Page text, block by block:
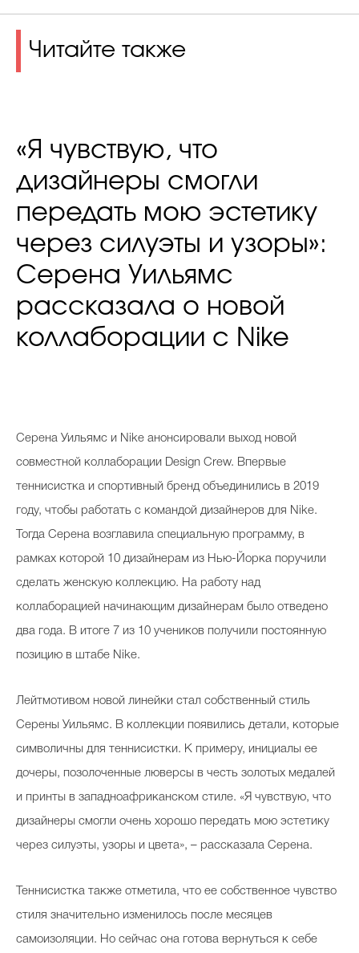
Читайте также
«Я чувствую, что
дизайнеры смогли
передать мою эстетику
через силуэты и узоры»:
Серена Уильямс
рассказала о новой
коллаборации с Nike
Серена Уильямс и Nike анонсировали выход новой
совместной коллаборации Design Crew. Впервые
теннисистка и спортивный бренд объединились в 2019
году, чтобы работать с командой дизайнеров для Nike.
Тогда Серена возглавила специальную программу, в
рамках которой 10 дизайнерам из Нью-Йорка поручили
сделать женскую коллекцию. На работу над
коллаборацией начинающим дизайнерам было отведено
два года. В итоге 7 из 10 учеников получили постоянную
позицию в штабе Nike.
Лейтмотивом новой линейки стал собственный стиль
Серены Уильямс. В коллекции появились детали, которые
символичны для теннисистки. К примеру, инициалы ее
дочеры, позолоченные люверсы в честь золотых медалей
и принты в западноафриканском стиле. «Я чувствую, что
дизайнеры смогли очень хорошо передать мою эстетику
через силуэты, узоры и цвета», – рассказала Серена.
Теннисистка также отметила, что ее собственное чувство
стиля значительно изменилось после месяцев
самоизоляции. Но сейчас она готова вернуться к себе